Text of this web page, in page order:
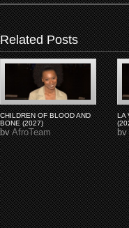
Related Posts
CHILDREN OF BLOOD AND
BONE (2027)
byAfroTeam
LA
by